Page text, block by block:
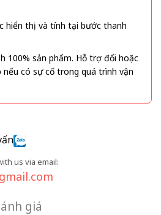
hiển thị và tính tại bước thanh
100% sản phẩm. Hỗ trợ đổi hoặc
nếu có sự cố trong quá trình vận
us via email:
giá